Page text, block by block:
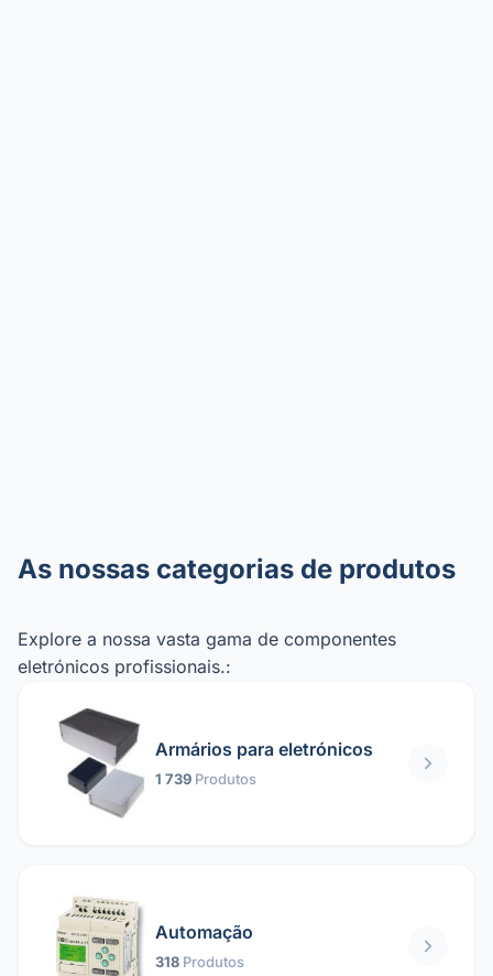
As nossas categorias de produtos
Explore a nossa vasta gama de componentes
eletrónicos profissionais.:
Armários para eletrónicos
1 739 Produtos
Automação
318 Produtos